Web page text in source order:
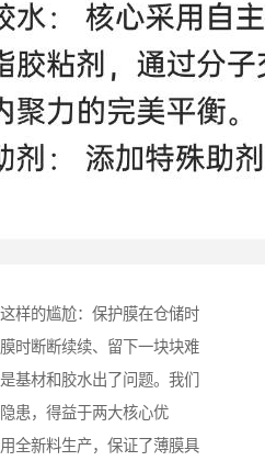
样的尴尬：保护膜在仓储时
时断断续续、留下一块块难
基材和胶水出了问题。我们
患，得益于两大核心优
全新料生产，保证了薄膜具